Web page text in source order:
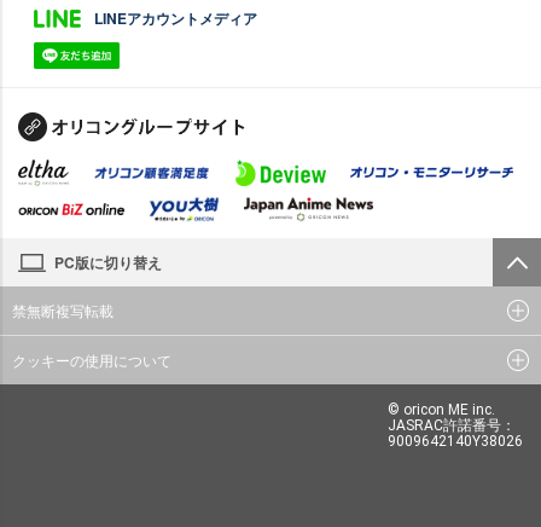
LINEアカウントメディア
PC版に切り替え
禁無断複写転載
クッキーの使用について
© oricon ME inc.
JASRAC許諾番号：
9009642140Y38026